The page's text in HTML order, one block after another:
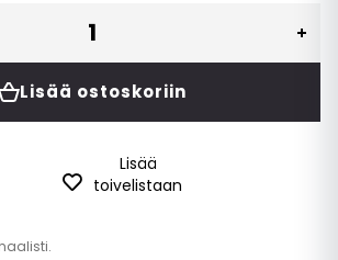
Lisää ostoskoriin
Lisää
toivelistaan